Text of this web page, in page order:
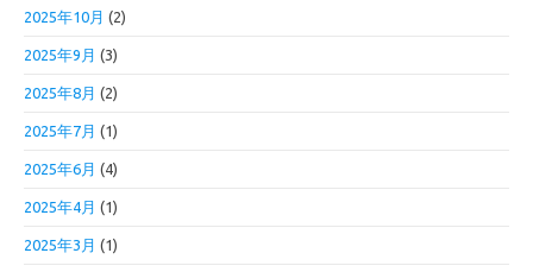
2025年10月 (2)
2025年9月 (3)
2025年8月 (2)
2025年7月 (1)
2025年6月 (4)
2025年4月 (1)
2025年3月 (1)